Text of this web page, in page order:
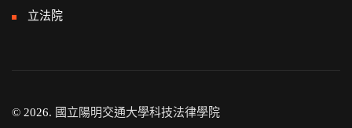
立法院
© 2026. 國立陽明交通大學科技法律學院